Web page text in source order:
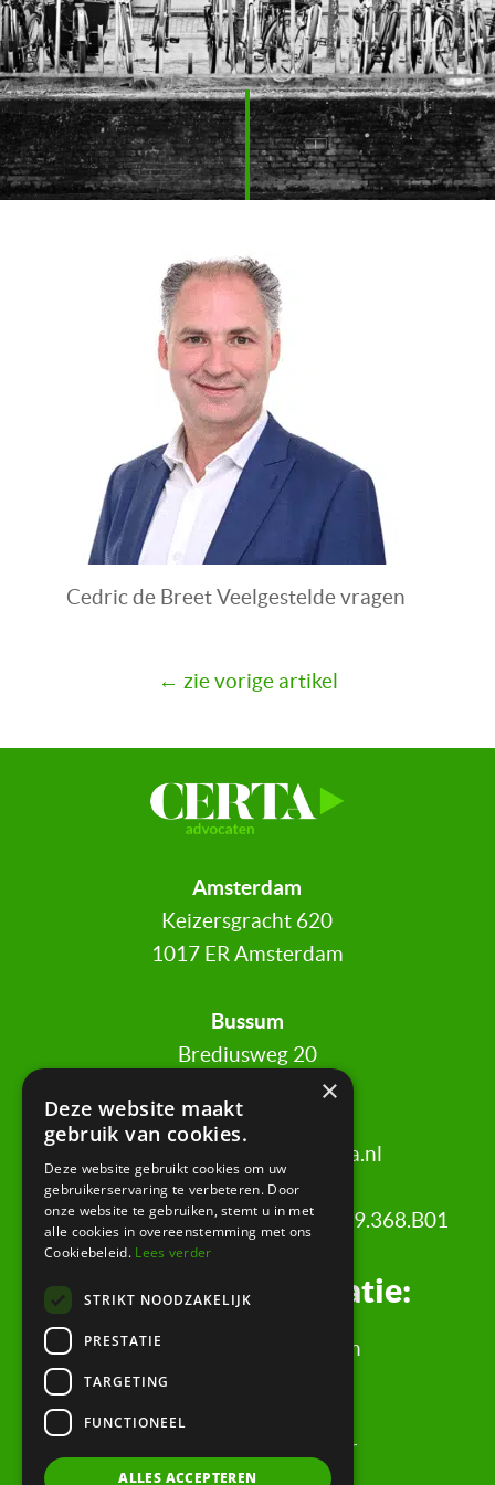
Cedric de Breet Veelgestelde vragen
← zie vorige artikel
Amsterdam
Keizersgracht 620
1017 ER Amsterdam
Bussum
Brediusweg 20
1401 AG Bussum
info@certa.nl
KvK: 34342484 | BTW nr: 8208.79.368.B01
Juridische informatie:
Algemene Voorwaarden
Privacyverklaring
Rechtsgebiedenregister
×
Deze website maakt
gebruik van cookies.
Deze website gebruikt cookies om uw
gebruikerservaring te verbeteren. Door
onze website te gebruiken, stemt u in met
alle cookies in overeenstemming met ons
Cookiebeleid. Lees verder
STRIKT NOODZAKELIJK
PRESTATIE
TARGETING
FUNCTIONEEL
ALLES ACCEPTEREN